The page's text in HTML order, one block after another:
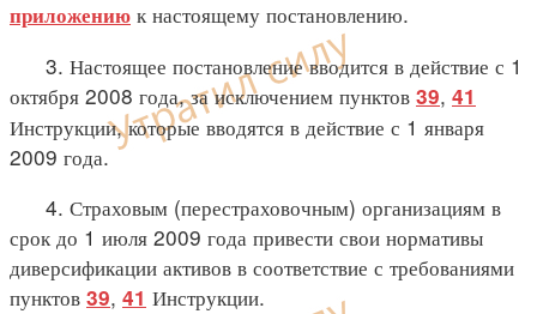
приложению к настоящему постановлению.
3. Настоящее постановление вводится в действие с 1
октября 2008 года, за исключением пунктов 39, 41
Инструкции, которые вводятся в действие с 1 января
2009 года.
4. Страховым (перестраховочным) организациям в
срок до 1 июля 2009 года привести свои нормативы
диверсификации активов в соответствие с требованиями
пунктов 39, 41 Инструкции.